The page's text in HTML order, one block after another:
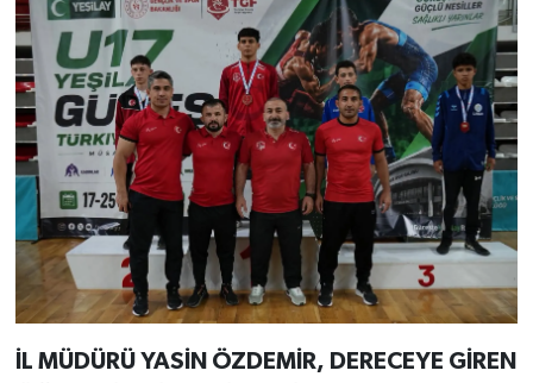
İL MÜDÜRÜ YASİN ÖZDEMİR, DERECEYE GİREN